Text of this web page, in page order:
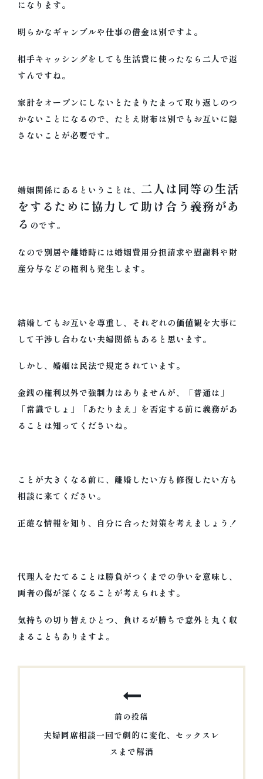
になります。
明らかなギャンブルや仕事の借金は別ですよ。
相手キャッシングをしても生活費に使ったなら二人で返
すんですね。
家計をオープンにしないとたまりたまって取り返しのつ
かないことになるので、たとえ財布は別でもお互いに隠
さないことが必要です。
婚姻関係にあるということは、
二人は同等の生活
をするために協力して助け合う義務があ
る のです。
なので別居や離婚時には婚姻費用分担請求や慰謝料や財
産分与などの権利も発生します。
結婚してもお互いを尊重し、それぞれの価値観を大事に
して干渉し合わない夫婦関係もあると思います。
しかし、婚姻は民法で規定されています。
金銭の権利以外で強制力はありませんが、「普通は」
「常識でしょ」「あたりまえ」を否定する前に義務があ
ることは知ってくださいね。
ことが大きくなる前に、離婚したい方も修復したい方も
相談に来てください。
正確な情報を知り、自分に合った対策を考えましょう！
代理人をたてることは勝負がつくまでの争いを意味し、
両者の傷が深くなることが考えられます。
気持ちの切り替えひとつ、負けるが勝ちで意外と丸く収
まることもありますよ。
前の投稿
夫婦同席相談一回で劇的に変化、セックスレ
スまで解消